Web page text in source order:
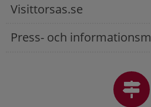
Visittorsas.se
Press- och